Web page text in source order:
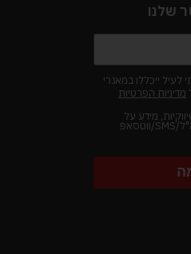
שלנו
ייכללו במאגרי
מדיניות הפרטיות
מידע על
מבצעים והטבות לרבות בדוא"ל/SMS/ווטסאפ